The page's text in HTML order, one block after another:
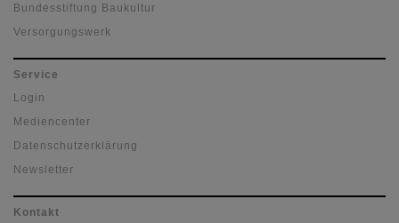
Bundesstiftung Baukultur
Versorgungswerk
Service
Login
Mediencenter
Datenschutzerklärung
Newsletter
Kontakt